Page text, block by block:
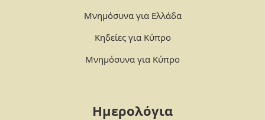
Μνημόσυνα για Ελλάδα
Κηδείες για Κύπρο
Μνημόσυνα για Κύπρο
Ημερολόγια